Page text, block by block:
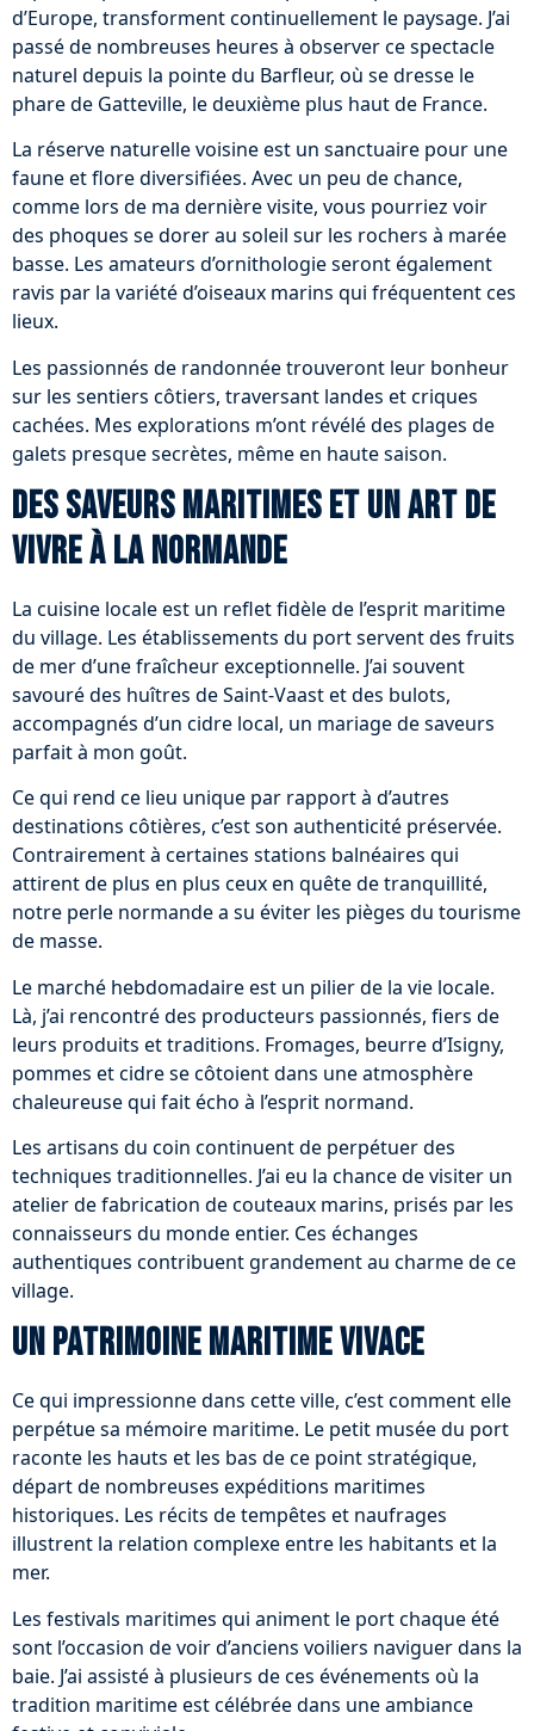
d’Europe, transforment continuellement le paysage. J’ai
passé de nombreuses heures à observer ce spectacle
naturel depuis la pointe du Barfleur, où se dresse le
phare de Gatteville, le deuxième plus haut de France.
La réserve naturelle voisine est un sanctuaire pour une
faune et flore diversifiées. Avec un peu de chance,
comme lors de ma dernière visite, vous pourriez voir
des phoques se dorer au soleil sur les rochers à marée
basse. Les amateurs d’ornithologie seront également
ravis par la variété d’oiseaux marins qui fréquentent ces
lieux.
Les passionnés de randonnée trouveront leur bonheur
sur les sentiers côtiers, traversant landes et criques
cachées. Mes explorations m’ont révélé des plages de
galets presque secrètes, même en haute saison.
Des saveurs maritimes et un art de
vivre à la normande
La cuisine locale est un reflet fidèle de l’esprit maritime
du village. Les établissements du port servent des fruits
de mer d’une fraîcheur exceptionnelle. J’ai souvent
savouré des huîtres de Saint-Vaast et des bulots,
accompagnés d’un cidre local, un mariage de saveurs
parfait à mon goût.
Ce qui rend ce lieu unique par rapport à d’autres
destinations côtières, c’est son authenticité préservée.
Contrairement à certaines stations balnéaires qui
attirent de plus en plus ceux en quête de tranquillité,
notre perle normande a su éviter les pièges du tourisme
de masse.
Le marché hebdomadaire est un pilier de la vie locale.
Là, j’ai rencontré des producteurs passionnés, fiers de
leurs produits et traditions. Fromages, beurre d’Isigny,
pommes et cidre se côtoient dans une atmosphère
chaleureuse qui fait écho à l’esprit normand.
Les artisans du coin continuent de perpétuer des
techniques traditionnelles. J’ai eu la chance de visiter un
atelier de fabrication de couteaux marins, prisés par les
connaisseurs du monde entier. Ces échanges
authentiques contribuent grandement au charme de ce
village.
Un patrimoine maritime vivace
Ce qui impressionne dans cette ville, c’est comment elle
perpétue sa mémoire maritime. Le petit musée du port
raconte les hauts et les bas de ce point stratégique,
départ de nombreuses expéditions maritimes
historiques. Les récits de tempêtes et naufrages
illustrent la relation complexe entre les habitants et la
mer.
Les festivals maritimes qui animent le port chaque été
sont l’occasion de voir d’anciens voiliers naviguer dans la
baie. J’ai assisté à plusieurs de ces événements où la
tradition maritime est célébrée dans une ambiance